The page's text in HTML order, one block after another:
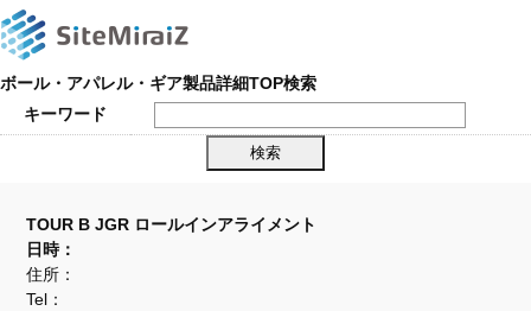
ボール・アパレル・ギア製品詳細TOP検索
キーワード
TOUR B JGR ロールインアライメント
日時：
住所：
Tel：